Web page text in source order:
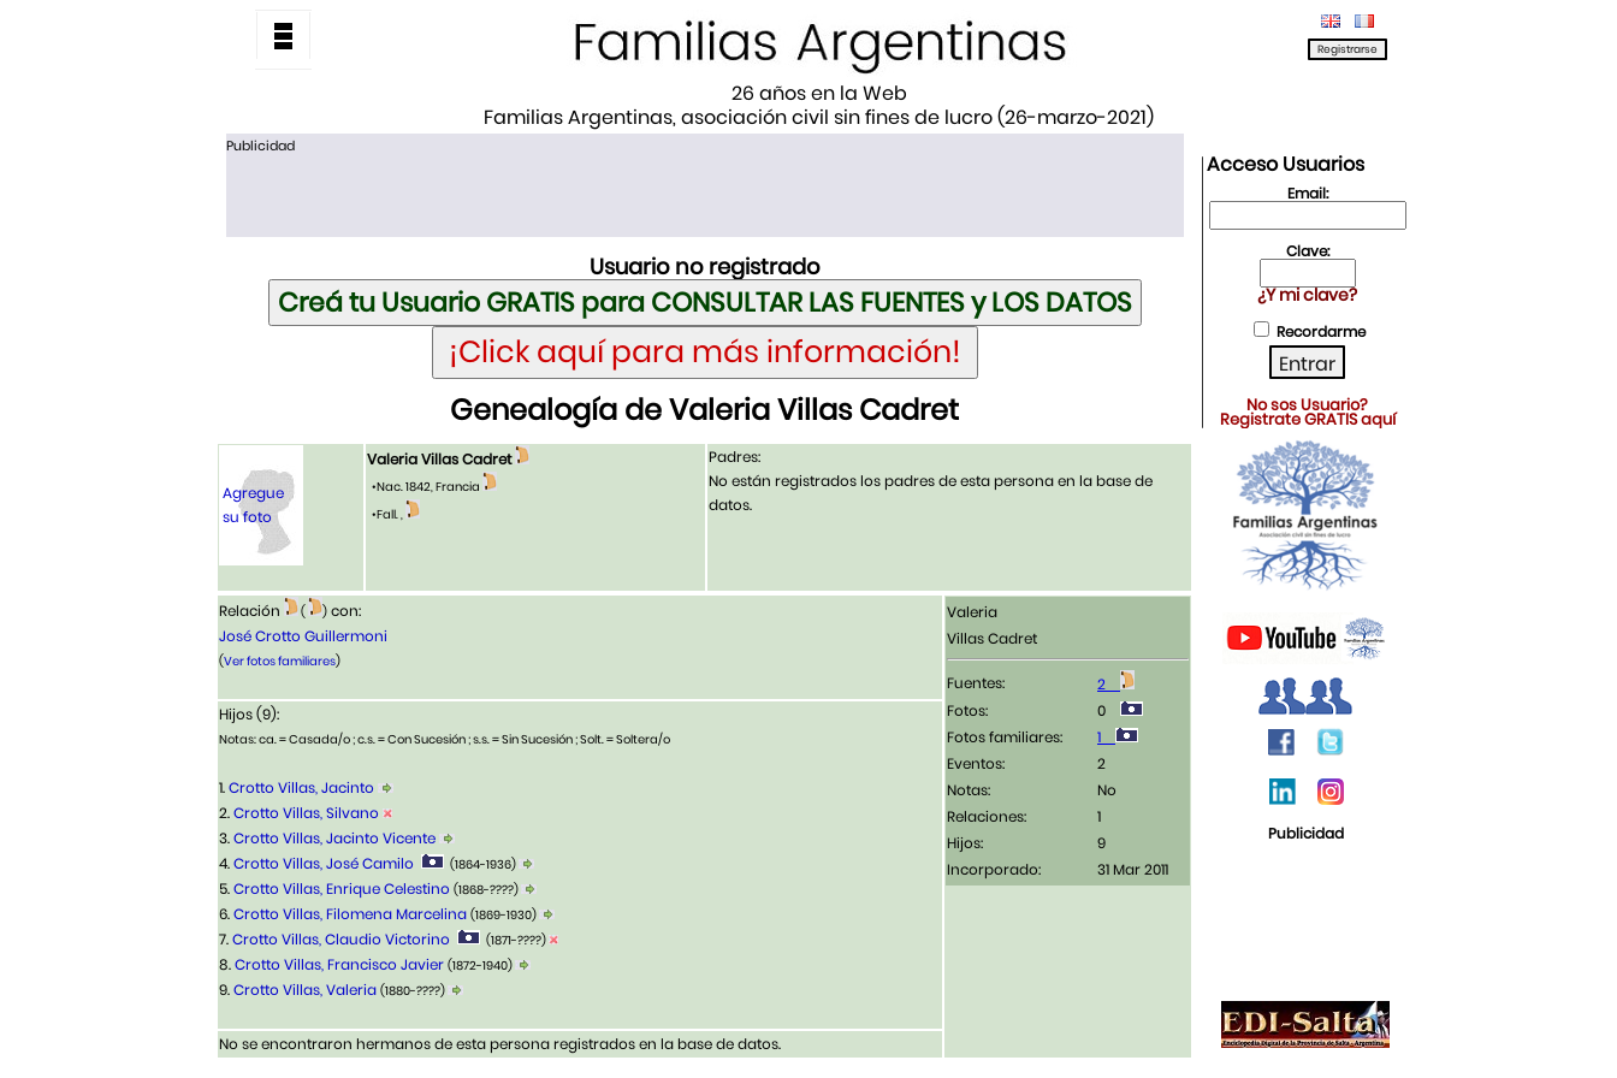
26 años en la Web
Familias Argentinas, asociación civil sin fines de lucro (26-marzo-2021)
Publicidad
Usuario no registrado
Genealogía de Valeria Villas Cadret
Agregue
su foto
Valeria Villas Cadret
•Nac. 1842, Francia
•Fall. ,
Padres:
No están registrados los padres de esta persona en la base de
datos.
Relación ( ) con:
José Crotto Guillermoni
(Ver fotos familiares)
Valeria
Villas Cadret
Fuentes:
2
Fotos:
0
Fotos familiares:
1
Eventos:
2
Notas:
No
Relaciones:
1
Hijos:
9
Incorporado:
31 Mar 2011
Hijos (9):
Notas: ca. = Casada/o ; c.s. = Con Sucesión ; s.s. = Sin Sucesión ; Solt. = Soltera/o
1.Crotto Villas, Jacinto
2.Crotto Villas, Silvano
3.Crotto Villas, Jacinto Vicente
4.Crotto Villas, José Camilo (1864-1936)
5.Crotto Villas, Enrique Celestino (1868-????)
6.Crotto Villas, Filomena Marcelina (1869-1930)
7.Crotto Villas, Claudio Victorino (1871-????)
8.Crotto Villas, Francisco Javier (1872-1940)
9.Crotto Villas, Valeria (1880-????)
No se encontraron hermanos de esta persona registrados en la base de datos.
Acceso Usuarios
Email:
Clave:
¿Y mi clave?
Recordarme
No sos Usuario?
Registrate GRATIS aquí
Publicidad